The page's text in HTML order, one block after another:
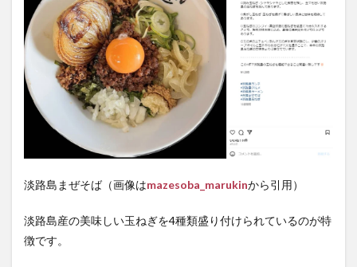
淡路島まぜそば（画像はmazesoba_marukinから引用）
淡路島産の美味しい玉ねぎを4種類盛り付けられているのが特
徴です。